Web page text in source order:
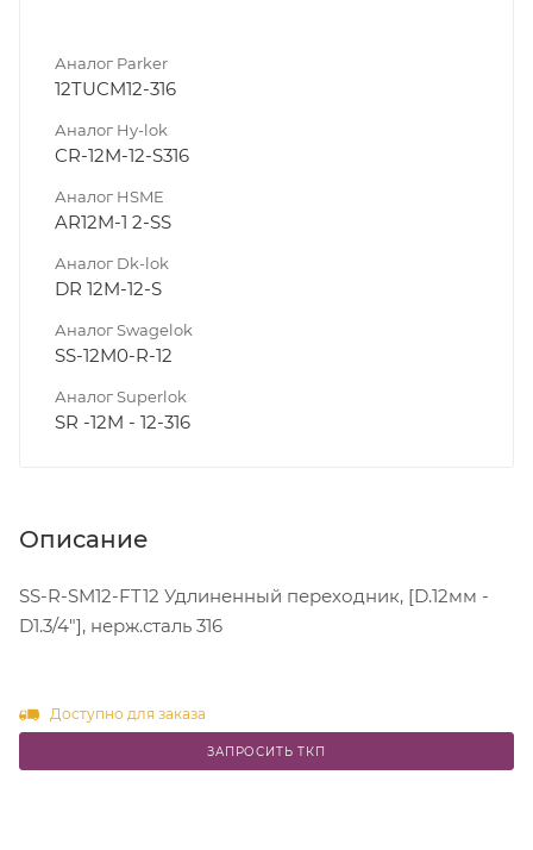
Аналог Parker
12TUCM12-316
Аналог Hy-lok
CR-12M-12-S316
Аналог HSME
AR12M-1 2-SS
Аналог Dk-lok
DR 12M-12-S
Аналог Swagelok
SS-12M0-R-12
Аналог Superlok
SR -12M - 12-316
Описание
SS-R-SM12-FT12 Удлиненный переходник, [D.12мм -
D1.3/4"], нерж.сталь 316
Доступно для заказа
ЗАПРОСИТЬ ТКП